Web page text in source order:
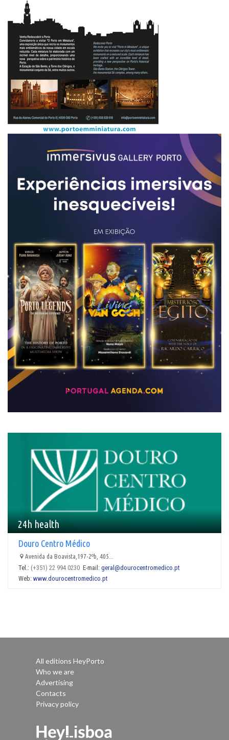
24h health
Douro Centro Médico
Avenida da Boavista,197-2ºb, 405...
Tel.: (+351) 22 994 0230 E-mail: geral@dourocentromedico.pt
Web: www.dourocentromedico.pt
All editions HeyPorto
Who we are
Advertising
Contacts
Privacy policy